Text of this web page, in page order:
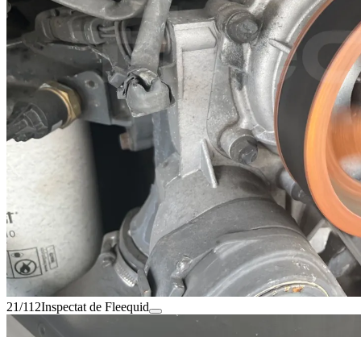
21/112Inspectat de Fleequid